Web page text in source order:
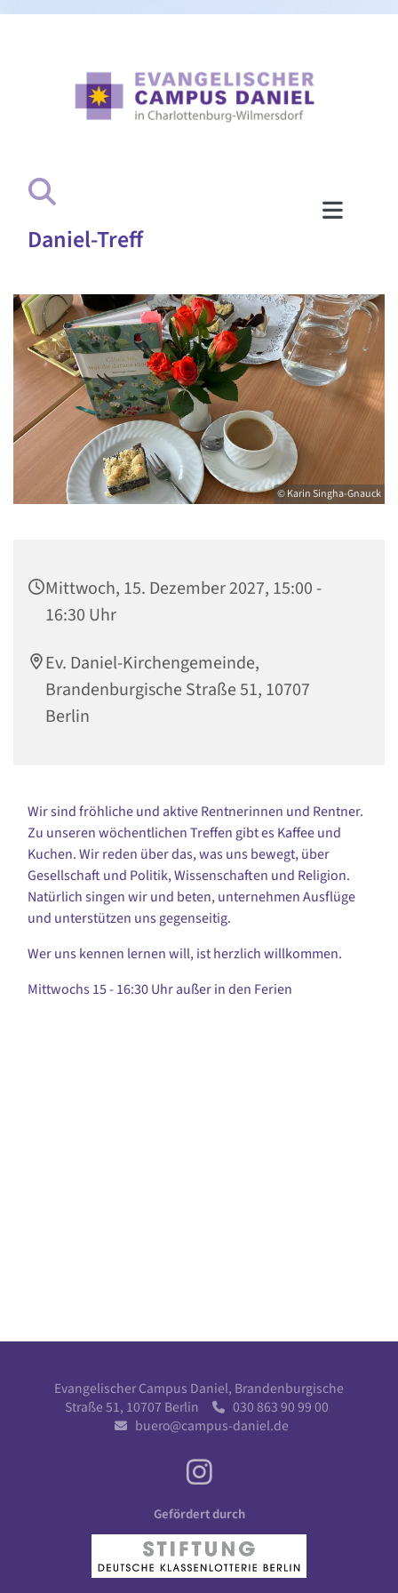
Daniel-Treff
© Karin Singha-Gnauck
Mittwoch, 15. Dezember 2027, 15:00 -
16:30 Uhr
Ev. Daniel-Kirchengemeinde,
Brandenburgische Straße 51, 10707
Berlin
Wir sind fröhliche und aktive Rentnerinnen und Rentner.
Zu unseren wöchentlichen Treffen gibt es Kaffee und
Kuchen. Wir reden über das, was uns bewegt, über
Gesellschaft und Politik, Wissenschaften und Religion.
Natürlich singen wir und beten, unternehmen Ausflüge
und unterstützen uns gegenseitig.
Wer uns kennen lernen will, ist herzlich willkommen.
Mittwochs 15 - 16:30 Uhr außer in den Ferien
Evangelischer Campus Daniel, Brandenburgische
Straße 51, 10707 Berlin
030 863 90 99 00
 buero@campus-daniel.de
Gefördert durch